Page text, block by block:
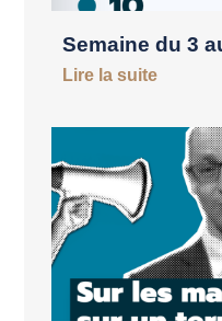
Semaine du 3
Lire la suite